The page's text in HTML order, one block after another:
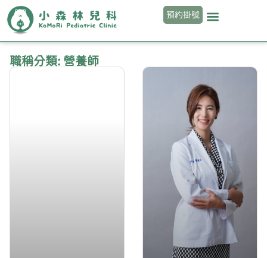
預約掛號
職稱分類: 營養師